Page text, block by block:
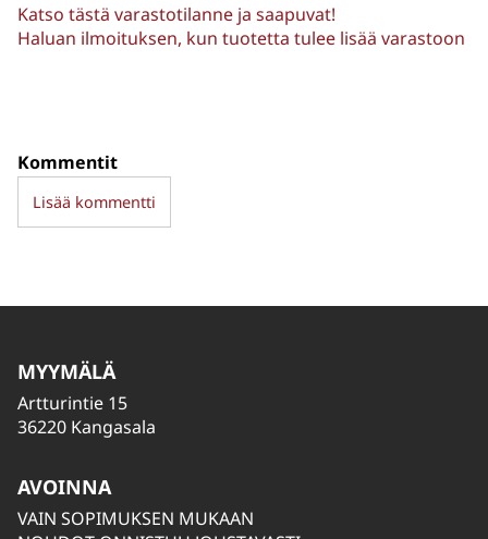
Katso tästä varastotilanne ja saapuvat!
Haluan ilmoituksen, kun tuotetta tulee lisää varastoon
Kommentit
Lisää kommentti
MYYMÄLÄ
Artturintie 15
36220 Kangasala
AVOINNA
VAIN SOPIMUKSEN MUKAAN